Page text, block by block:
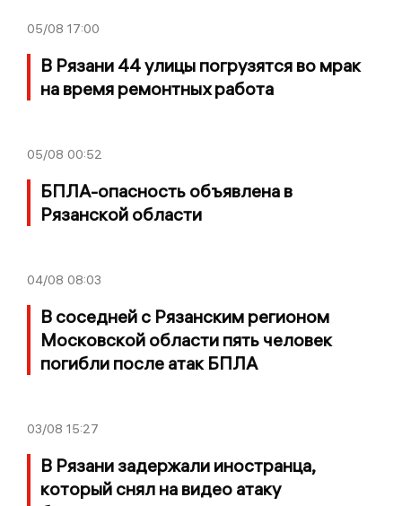
05/08 17:00
В Рязани 44 улицы погрузятся во мрак
на время ремонтных работа
05/08 00:52
БПЛА-опасность объявлена в
Рязанской области
04/08 08:03
В соседней с Рязанским регионом
Московской области пять человек
погибли после атак БПЛА
03/08 15:27
В Рязани задержали иностранца,
который снял на видео атаку